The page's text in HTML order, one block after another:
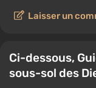
Laisser un
Ci-dessous,
sous-sol des